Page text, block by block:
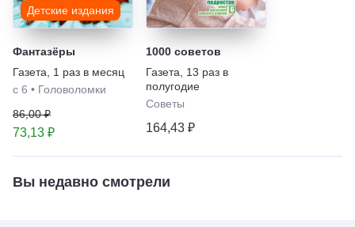
Детские издания
Фантазёры
Газета
1 раз в месяц
с 6 • Головоломки
86,00 ₽
73,13 ₽
1000 советов
Газета
13 раз в
полугодие
Советы
164,43 ₽
Вы недавно смотрели